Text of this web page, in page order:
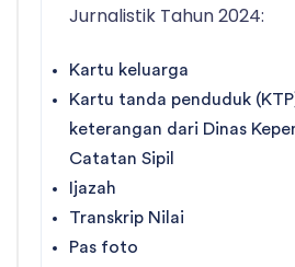
Jurnalistik Tahun 2024:
Kartu keluarga
Kartu tanda penduduk
keterangan dari Dinas
Catatan Sipil
Ijazah
Transkrip Nilai
Pas foto